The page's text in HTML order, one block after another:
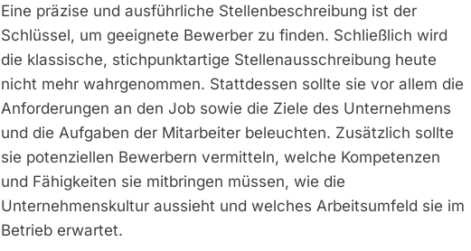
Eine präzise und ausführliche Stellenbeschreibung ist der
Schlüssel, um geeignete Bewerber zu finden. Schließlich wird
die klassische, stichpunktartige Stellenausschreibung heute
nicht mehr wahrgenommen. Stattdessen sollte sie vor allem die
Anforderungen an den Job sowie die Ziele des Unternehmens
und die Aufgaben der Mitarbeiter beleuchten. Zusätzlich sollte
sie potenziellen Bewerbern vermitteln, welche Kompetenzen
und Fähigkeiten sie mitbringen müssen, wie die
Unternehmenskultur aussieht und welches Arbeitsumfeld sie im
Betrieb erwartet.